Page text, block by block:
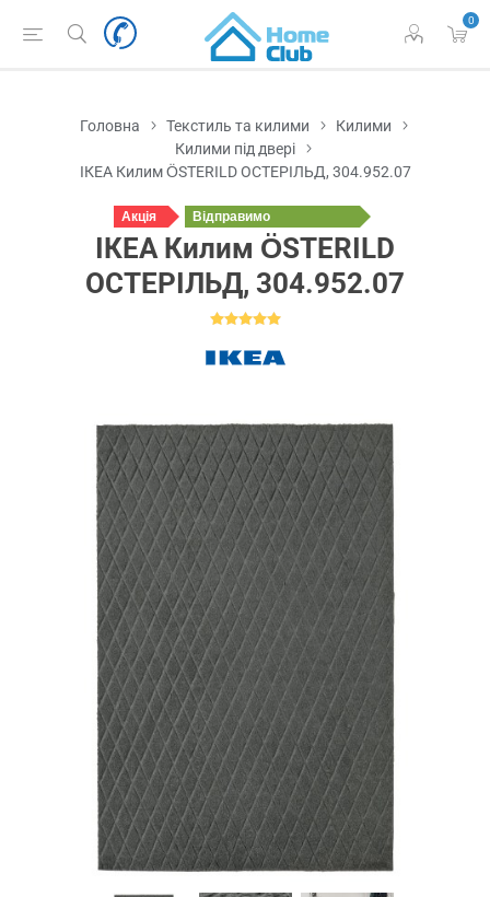
0
Головна Текстиль та килими
Килими
Килими під двері
ІКЕА Килим ÖSTERILD ОСТЕРІЛЬД, 304.952.07
Акція
Відправимо
завтра
ІКЕА Килим ÖSTERILD
ОСТЕРІЛЬД, 304.952.07